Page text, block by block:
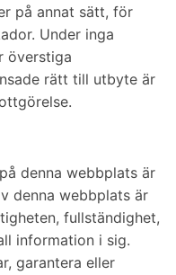
på annat sätt, för
Under inga
överstiga
rätt till utbyte är
denna webbplats är
denna webbplats är
fullständighet,
information i sig.
garantera eller